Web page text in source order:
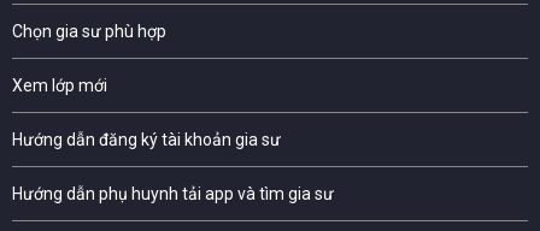
Chọn gia sư phù hợp
Xem lớp mới
Hướng dẫn đăng ký tài khoản gia sư
Hướng dẫn phụ huynh tải app và tìm gia sư